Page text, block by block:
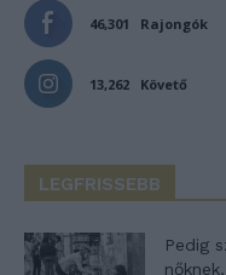
46,301 Rajongók
13,262 Követő
LEGFRISSEBB
Pedig